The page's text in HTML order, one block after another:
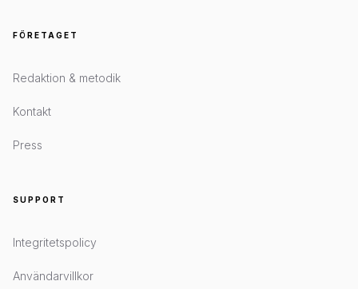
FÖRETAGET
Redaktion & metodik
Kontakt
Press
SUPPORT
Integritetspolicy
Användarvillkor